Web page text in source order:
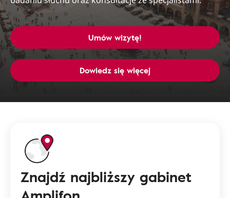
Umów wizytę!
Dowiedz się więcej
Znajdź najbliższy gabinet